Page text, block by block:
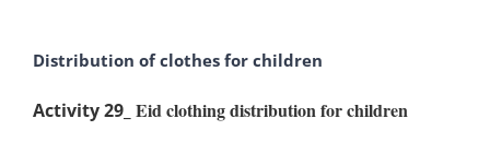
Distribution of clothes for children
Activity 29_ Eid clothing distribution for children